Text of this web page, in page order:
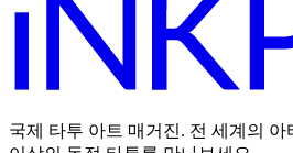
국제 타투 아트 매거진. 전 세계의 아